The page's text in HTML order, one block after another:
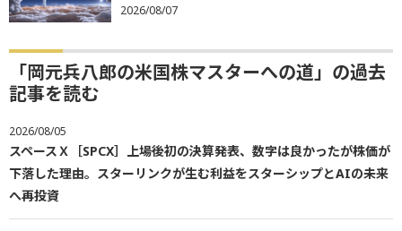
2026/08/07
「岡元兵八郎の米国株マスターへの道」の過去
記事を読む
2026/08/05
スペースＸ［SPCX］上場後初の決算発表、数字は良かったが株価が
下落した理由。スターリンクが生む利益をスターシップとAIの未来
へ再投資